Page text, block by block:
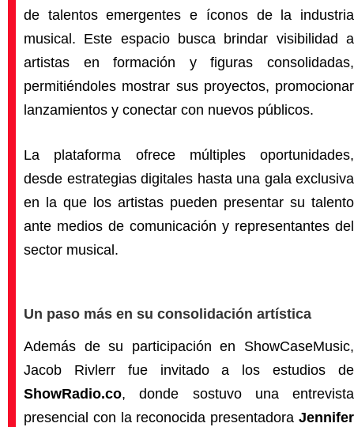
de talentos emergentes e íconos de la industria
musical. Este espacio busca brindar visibilidad a
artistas en formación y figuras consolidadas,
permitiéndoles mostrar sus proyectos, promocionar
lanzamientos y conectar con nuevos públicos.
La plataforma ofrece múltiples oportunidades,
desde estrategias digitales hasta una gala exclusiva
en la que los artistas pueden presentar su talento
ante medios de comunicación y representantes del
sector musical.
Un paso más en su consolidación artística
Además de su participación en ShowCaseMusic,
Jacob Rivlerr fue invitado a los estudios de
ShowRadio.co, donde sostuvo una entrevista
presencial con la reconocida presentadora Jennifer